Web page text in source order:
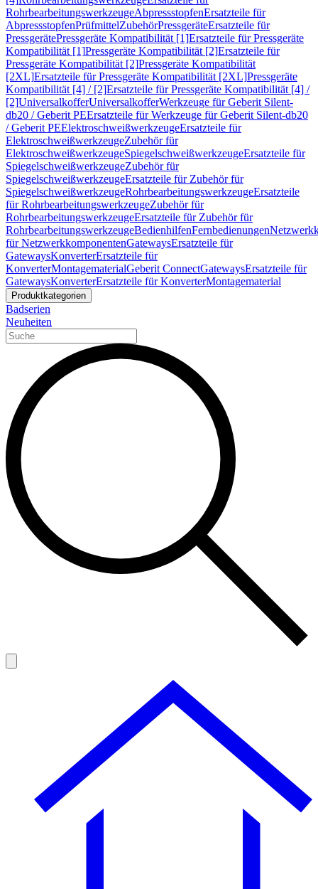
RohrbearbeitungswerkzeugeAbpressstopfenErsatzteile für
AbpressstopfenPrüfmittelZubehörPressgeräteErsatzteile für
PressgerätePressgeräte Kompatibilität [1]Ersatzteile für Pressgeräte
Kompatibilität [1]Pressgeräte Kompatibilität [2]Ersatzteile für
Pressgeräte Kompatibilität [2]Pressgeräte Kompatibilität
[2XL]Ersatzteile für Pressgeräte Kompatibilität [2XL]Pressgeräte
Kompatibilität [4] / [2]Ersatzteile für Pressgeräte Kompatibilität [4] /
[2]UniversalkofferUniversalkofferWerkzeuge für Geberit Silent-
db20 / Geberit PEErsatzteile für Werkzeuge für Geberit Silent-db20
/ Geberit PEElektroschweißwerkzeugeErsatzteile für
ElektroschweißwerkzeugeZubehör für
ElektroschweißwerkzeugeSpiegelschweißwerkzeugeErsatzteile für
SpiegelschweißwerkzeugeZubehör für
SpiegelschweißwerkzeugeErsatzteile für Zubehör für
SpiegelschweißwerkzeugeRohrbearbeitungswerkzeugeErsatzteile
für RohrbearbeitungswerkzeugeZubehör für
RohrbearbeitungswerkzeugeErsatzteile für Zubehör für
RohrbearbeitungswerkzeugeBedienhilfenFernbedienungen
für NetzwerkkomponentenGatewaysErsatzteile für
GatewaysKonverterErsatzteile für
KonverterMontagematerialGeberit ConnectGatewaysErsatzteile für
GatewaysKonverterErsatzteile für KonverterMontagematerial
Produktkategorien
Badserien
Neuheiten